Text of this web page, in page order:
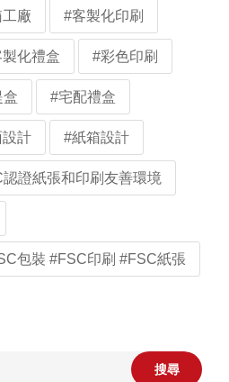
廠 #客製化印刷
化禮盒 #彩色印刷
盒 #宅配禮盒
計 #紙箱設計
證紙張和印刷友善環境
包裝 #FSC印刷 #FSC紙張
搜尋